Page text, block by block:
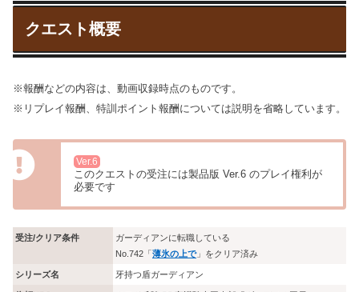
クエスト概要
※報酬などの内容は、動画収録時点のものです。
※リプレイ報酬、特訓ポイント報酬については説明を省略しています。
Ver.6
このクエストの受注には製品版 Ver.6 のプレイ権利が
必要です
受注/クリア条件
ガーディアンに転職している
No.742「 薄氷の上で」をクリア済み
シリーズ名 牙持つ盾ガーディアン